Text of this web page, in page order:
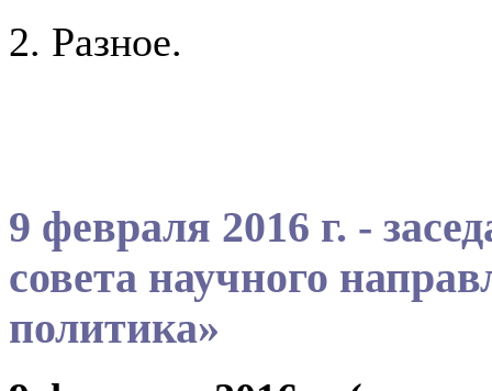
2. Разное.
9 февраля 2016 г. -
совета научного
политика»